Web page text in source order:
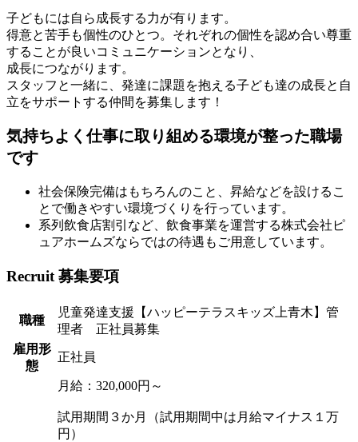
子どもには自ら成長する力が有ります。
得意と苦手も個性のひとつ。それぞれの個性を認め合い尊重
することが良いコミュニケーションとなり、
成長につながります。
スタッフと一緒に、発達に課題を抱える子ども達の成長と自
立をサポートする仲間を募集します！
気持ちよく仕事に取り組める環境が整った職場
です
社会保険完備はもちろんのこと、昇給などを設けるこ
とで働きやすい環境づくりを行っています。
系列飲食店割引など、飲食事業を運営する株式会社ピ
ュアホームズならではの待遇もご用意しています。
Recruit 募集要項
職種
児童発達支援【ハッピーテラスキッズ上青木】管
理者 正社員募集
雇用形
態
正社員
月給：320,000円～
試用期間３か月（試用期間中は月給マイナス１万
円）